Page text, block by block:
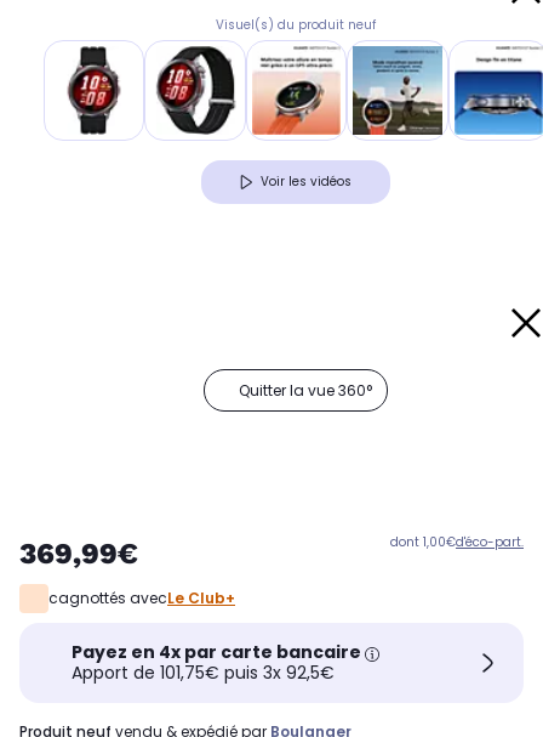
Visuel(s) du produit neuf
Voir les vidéos
Quitter la vue 360°
369,99€ dont 1,00€d'éco-part.
cagnottés avecLe Club+
Payez en 4x par carte bancaire
Apport de 101,75€ puis 3x 92,5€
produit neuf vendu & expédié par Boulanger